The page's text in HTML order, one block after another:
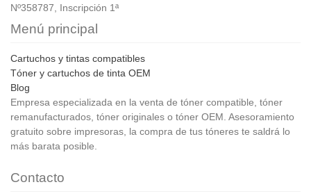
Nº358787, Inscripción 1ª
Menú principal
Cartuchos y tintas compatibles
Tóner y cartuchos de tinta OEM
Blog
Empresa especializada en la venta de tóner compatible, tóner
remanufacturados, tóner originales o tóner OEM. Asesoramiento
gratuito sobre impresoras, la compra de tus tóneres te saldrá lo
más barata posible.
Contacto